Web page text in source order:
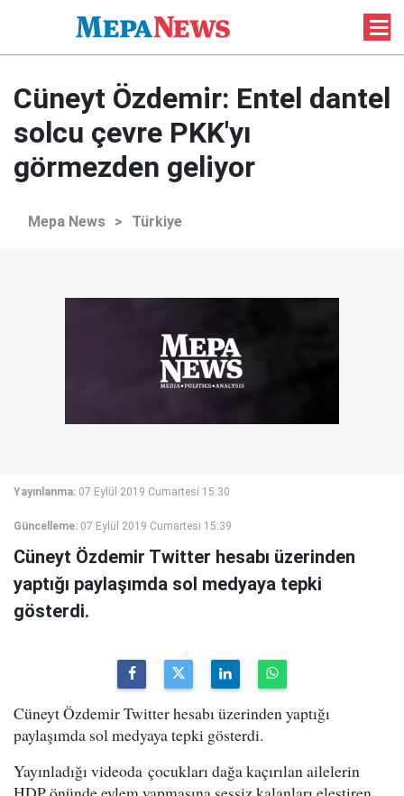
Cüneyt Özdemir: Entel dantel
solcu çevre PKK'yı
görmezden geliyor
Mepa News > Türkiye
Yayınlanma: 07 Eylül 2019 Cumartesi 15:30
Güncelleme: 07 Eylül 2019 Cumartesi 15:39
Cüneyt Özdemir Twitter hesabı üzerinden
yaptığı paylaşımda sol medyaya tepki
gösterdi.
Cüneyt Özdemir Twitter hesabı üzerinden yaptığı
paylaşımda sol medyaya tepki gösterdi.
Yayınladığı videoda çocukları dağa kaçırılan ailelerin